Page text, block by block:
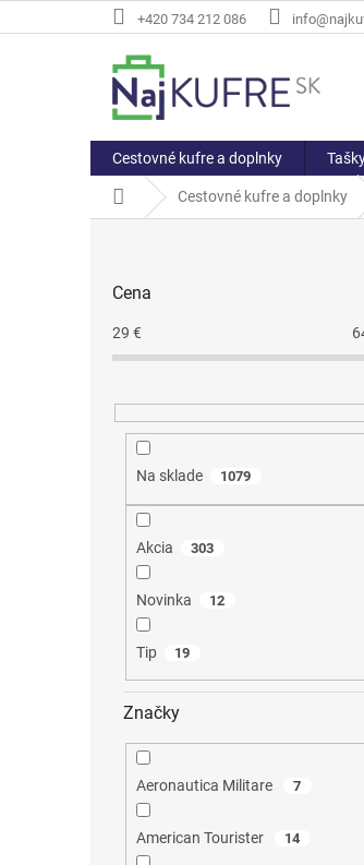
na
+420 734 212 086
Cestovné kufre a doplnky
DomovCestovné kufre a doplnky
Cena
29 €
Na sklade 1079
Akcia 303
Novinka 12
Tip 19
Značky
Aeronautica Militare 7
American Tourister 14